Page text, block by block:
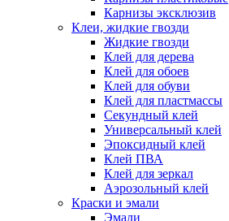
Карнизы эксклюзив
Клеи, жидкие гвозди
Жидкие гвозди
Клей для дерева
Клей для обоев
Клей для обуви
Клей для пластмассы
Секундный клей
Универсальный клей
Эпоксидный клей
Клей ПВА
Клей для зеркал
Аэрозольный клей
Краски и эмали
Эмали